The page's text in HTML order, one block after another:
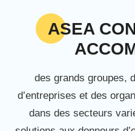
ASEA
des grands groupes,
d’entreprises et des
dans des secteurs